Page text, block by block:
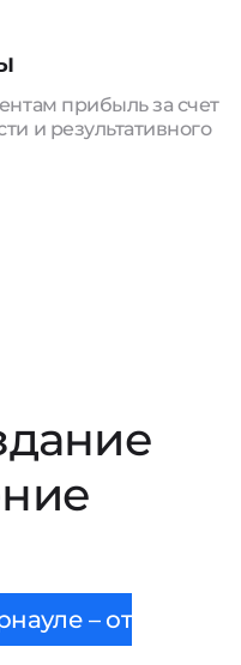
прибыль за счет
и результативного
– от